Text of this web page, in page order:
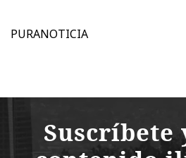
PURANOTICIA